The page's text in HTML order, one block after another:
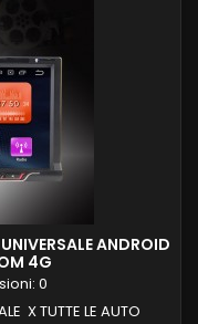
ANDROID
4G
0
X TUTTE LE AUTO